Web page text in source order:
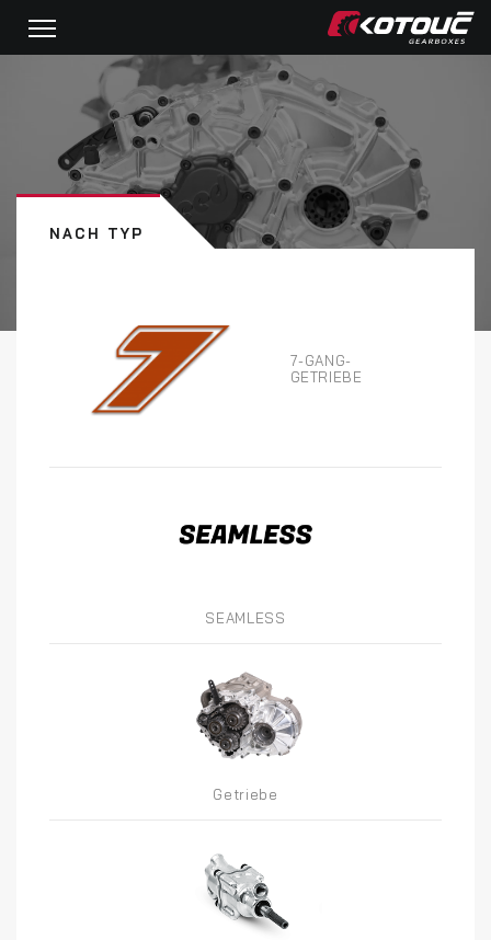
NACH TYP
7-GANG-
GETRIEBE
SEAMLESS
Getriebe